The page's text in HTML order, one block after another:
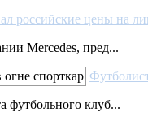
российские цены на
Mercedes, пред...
футбольного клуб...